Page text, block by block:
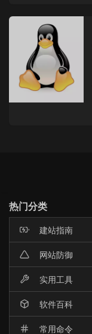
热门分类
建站指南
网站防御
实用工具
软件百科
常用命令